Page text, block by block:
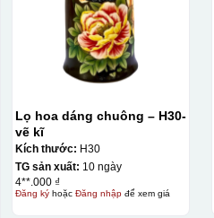
Lọ hoa dáng chuông – H30-
vẽ kĩ
Kích thước: H30
TG sản xuất: 10 ngày
4**.000 ₫
Đăng kýhoặc Đăng nhậpđể xem giá